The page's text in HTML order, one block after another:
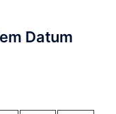
Datum